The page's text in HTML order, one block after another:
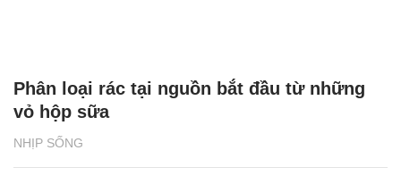
NHỊP SỐNG
Phân loại rác tại nguồn bắt đầu từ những
vỏ hộp sữa